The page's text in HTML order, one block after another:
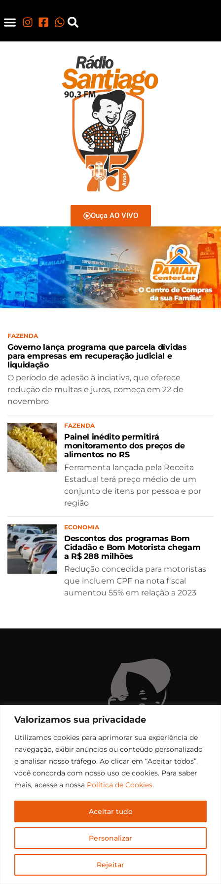
Valorizamos sua privacidade
Utilizamos cookies para aprimorar sua experiência de
navegação, exibir anúncios ou conteúdo personalizado
e analisar nosso tráfego. Ao clicar em “Aceitar todos”,
você concorda com nosso uso de cookies. Para saber
mais, acesse a nossa Política de Cookies.
Personalizar
Rejeitar
Aceitar tudo
Ouça AO VIVO
FAZENDA
Governo lança programa que parcela dívidas
para empresas em recuperação judicial e
liquidação
O período de adesão à inciativa, que oferece
redução de multas e juros, começa em 22 de
novembro
FAZENDA
Painel inédito permitirá
monitoramento dos preços de
alimentos no RS
Ferramenta lançada pela Receita
Estadual terá preço médio de um
conjunto de itens por pessoa e por
região
ECONOMIA
Descontos dos programas Bom
Cidadão e Bom Motorista chegam
a R$ 288 milhões
Redução concedida para motoristas
que incluem CPF na nota fiscal
aumentou 55% em relação a 2023
Copyright © 2006 – 2026 Rádio Santiago FM. Todos os
direitos reservados.
Desenvolvido porCEOS Tech